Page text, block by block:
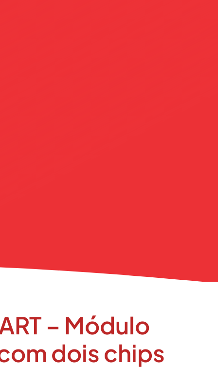
– Módulo
dois chips